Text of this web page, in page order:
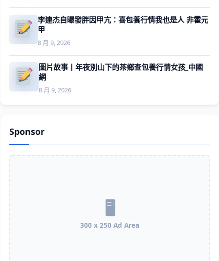
李連杰自曝發胖因甲亢：喜包養行情我也是人 非霍元
甲
8 月 9, 2026
圖片故事丨年夜別山下的茶鄉查包養行情女孩_中國
網
8 月 9, 2026
Sponsor
300 x 250 Ad Area